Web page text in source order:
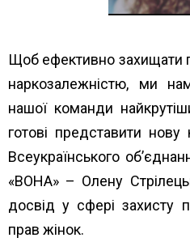
Щоб ефективно захищати
наркозалежністю, ми
нашої команди
готові представити нову
Всеукраїнського
«ВОНА» – Олену
досвід у сфері захисту
прав жінок.